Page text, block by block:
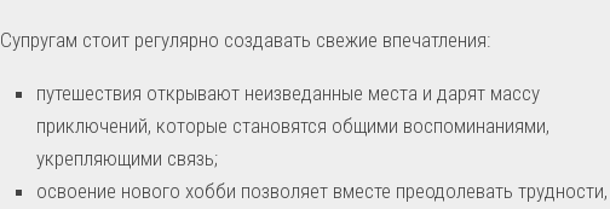
Супругам стоит регулярно создавать свежие впечатления:
путешествия открывают неизведанные места и дарят массу
приключений, которые становятся общими воспоминаниями,
укрепляющими связь;
освоение нового хобби позволяет вместе преодолевать трудности,